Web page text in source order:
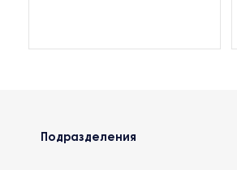
Подразделения